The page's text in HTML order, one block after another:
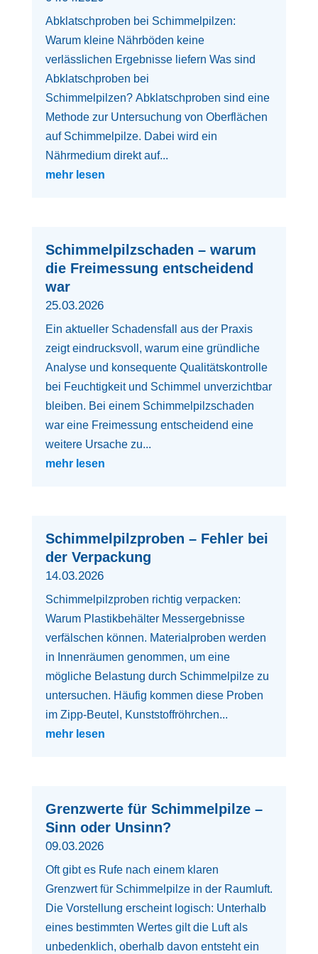
Abklatschproben bei Schimmelpilzen:
Warum kleine Nährböden keine
verlässlichen Ergebnisse liefern Was sind
Abklatschproben bei
Schimmelpilzen? Abklatschproben sind eine
Methode zur Untersuchung von Oberflächen
auf Schimmelpilze. Dabei wird ein
Nährmedium direkt auf...
mehr lesen
Schimmelpilzschaden – warum
die Freimessung entscheidend
war
25.03.2026
Ein aktueller Schadensfall aus der Praxis
zeigt eindrucksvoll, warum eine gründliche
Analyse und konsequente Qualitätskontrolle
bei Feuchtigkeit und Schimmel unverzichtbar
bleiben. Bei einem Schimmelpilzschaden
war eine Freimessung entscheidend eine
weitere Ursache zu...
mehr lesen
Schimmelpilzproben – Fehler bei
der Verpackung
14.03.2026
Schimmelpilzproben richtig verpacken:
Warum Plastikbehälter Messergebnisse
verfälschen können. Materialproben werden
in Innenräumen genommen, um eine
mögliche Belastung durch Schimmelpilze zu
untersuchen. Häufig kommen diese Proben
im Zipp-Beutel, Kunststoffröhrchen...
mehr lesen
Grenzwerte für Schimmelpilze –
Sinn oder Unsinn?
09.03.2026
Oft gibt es Rufe nach einem klaren
Grenzwert für Schimmelpilze in der Raumluft.
Die Vorstellung erscheint logisch: Unterhalb
eines bestimmten Wertes gilt die Luft als
unbedenklich, oberhalb davon entsteht ein